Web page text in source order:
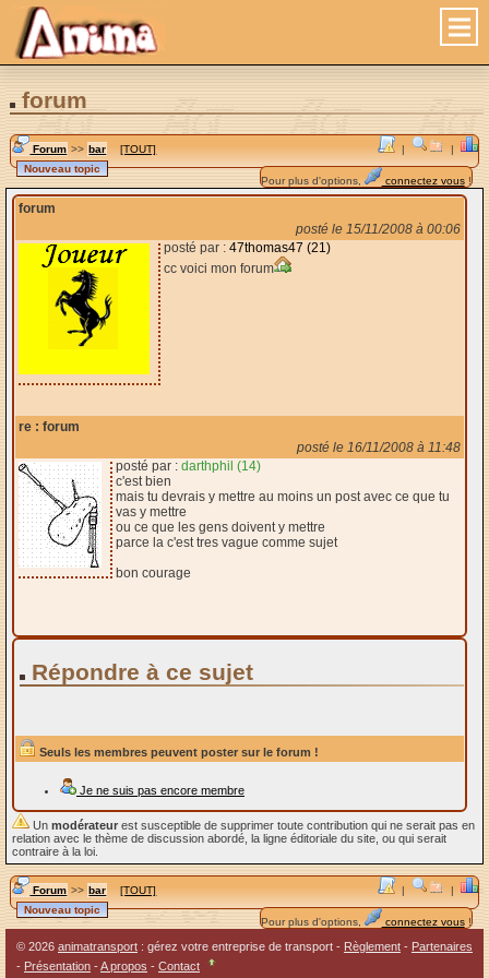
forum
| |
Forum >>bar [TOUT]
Pour plus d'options, connectez vous!
forum
posté le 15/11/2008 à 00:06
posté par : 47thomas47 (21)
cc voici mon forum
re : forum
posté le 16/11/2008 à 11:48
posté par : darthphil (14)
c'est bien
mais tu devrais y mettre au moins un post avec ce que tu
vas y mettre
ou ce que les gens doivent y mettre
parce la c'est tres vague comme sujet
bon courage
Répondre à ce sujet
Seuls les membres peuvent poster sur le forum !
Je ne suis pas encore membre
Un modérateur est susceptible de supprimer toute contribution qui ne serait pas en
relation avec le thème de discussion abordé, la ligne éditoriale du site, ou qui serait
contraire à la loi.
| |
Forum>> bar [TOUT]
Pour plus d'options, connectez vous!
© 2026 animatransport : gérez votre entreprise de transport - Règlement - Partenaires
- Présentation -A propos - Contact